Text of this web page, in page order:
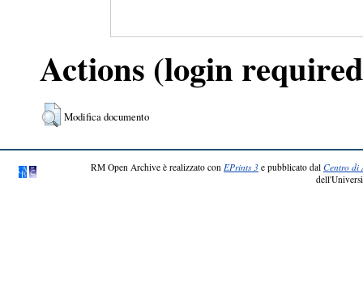
Actions (login
Modifica documento
RM Open Archive è realizzato con EPrints 3 e pubblicato dal Centro di